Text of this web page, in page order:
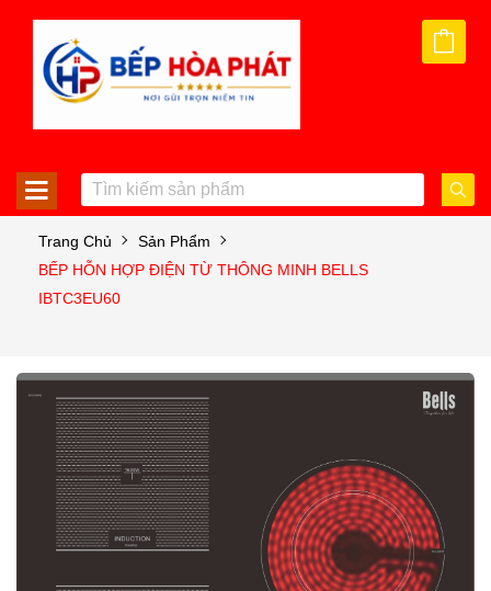
Trang Chủ
Sản Phẩm
BẾP HỖN HỢP ĐIỆN TỪ THÔNG MINH BELLS
IBTC3EU60